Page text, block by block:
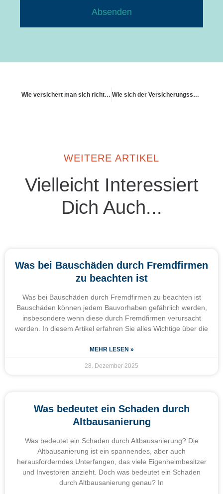
Absenden
Wie versichert man sich richtig gegen Schneedruck Wie sich der Versicherungsschutz bei IT-Vernetzung verändert
WEITERE ARTIKEL
Vielleicht Interessiert
Dich Auch...
Was bei Bauschäden durch Fremdfirmen
zu beachten ist
Was bei Bauschäden durch Fremdfirmen zu beachten ist
Bauschäden können jedem Bauvorhaben gefährlich werden,
insbesondere wenn diese durch Fremdfirmen verursacht
werden. In diesem Artikel erfahren Sie alles Wichtige über die
MEHR LESEN »
28. Dezember 2025
Was bedeutet ein Schaden durch
Altbausanierung
Was bedeutet ein Schaden durch Altbausanierung? Die
Altbausanierung ist ein spannendes, aber auch
herausforderndes Unterfangen, das viele Eigenheimbesitzer
und Investoren anzieht. Doch was bedeutet ein Schaden
durch Altbausanierung genau? In